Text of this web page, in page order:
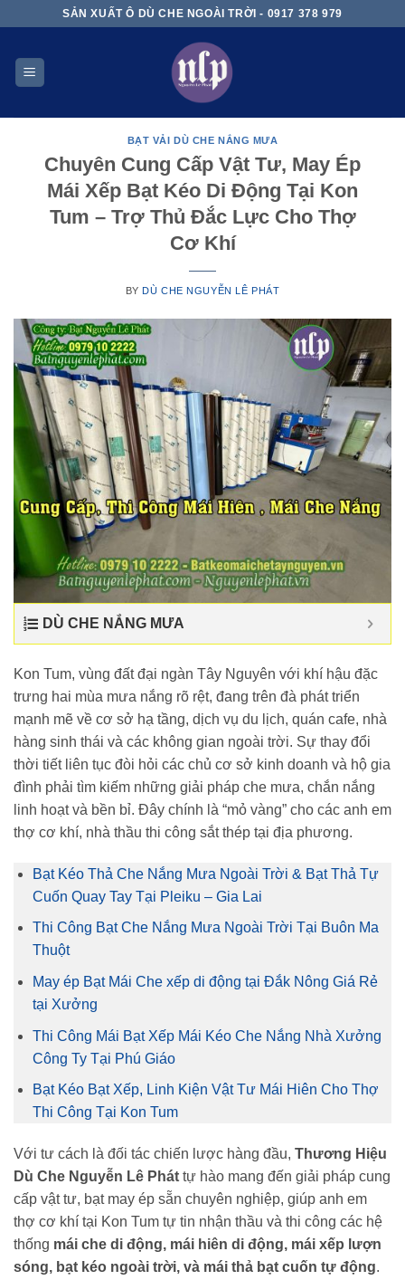
content
SẢN XUẤT Ô DÙ CHE NGOÀI TRỜI - 0917 378 979
BẠT VẢI DÙ CHE NẮNG MƯA
Chuyên Cung Cấp Vật Tư, May Ép
Mái Xếp Bạt Kéo Di Động Tại Kon
Tum – Trợ Thủ Đắc Lực Cho Thợ
Cơ Khí
BYDÙ CHE NGUYỄN LÊ PHÁT
DÙ CHE NẮNG MƯA
Kon Tum, vùng đất đại ngàn Tây Nguyên với khí hậu đặc
trưng hai mùa mưa nắng rõ rệt, đang trên đà phát triển
mạnh mẽ về cơ sở hạ tầng, dịch vụ du lịch, quán cafe, nhà
hàng sinh thái và các không gian ngoài trời. Sự thay đổi
thời tiết liên tục đòi hỏi các chủ cơ sở kinh doanh và hộ gia
đình phải tìm kiếm những giải pháp che mưa, chắn nắng
linh hoạt và bền bỉ. Đây chính là “mỏ vàng” cho các anh em
thợ cơ khí, nhà thầu thi công sắt thép tại địa phương.
Bạt Kéo Thả Che Nắng Mưa Ngoài Trời & Bạt Thả Tự
Cuốn Quay Tay Tại Pleiku – Gia Lai
Thi Công Bạt Che Nắng Mưa Ngoài Trời Tại Buôn Ma
Thuột
May ép Bạt Mái Che xếp di động tại Đắk Nông Giá Rẻ
tại Xưởng
Thi Công Mái Bạt Xếp Mái Kéo Che Nắng Nhà Xưởng
Công Ty Tại Phú Giáo
Bạt Kéo Bạt Xếp, Linh Kiện Vật Tư Mái Hiên Cho Thợ
Thi Công Tại Kon Tum
Với tư cách là đối tác chiến lược hàng đầu, Thương Hiệu
Dù Che Nguyễn Lê Phát tự hào mang đến giải pháp cung
cấp vật tư, bạt may ép sẵn chuyên nghiệp, giúp anh em
thợ cơ khí tại Kon Tum tự tin nhận thầu và thi công các hệ
thống mái che di động, mái hiên di động, mái xếp lượn
sóng, bạt kéo ngoài trời, và mái thả bạt cuốn tự động.